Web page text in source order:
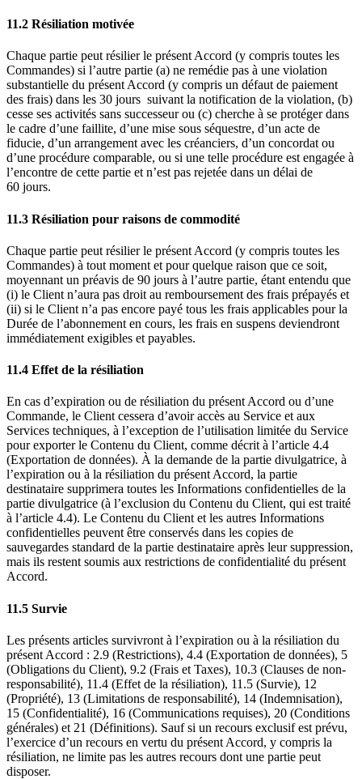
11.2 Résiliation motivée
Chaque partie peut résilier le présent Accord (y compris toutes les
Commandes) si l’autre partie (a) ne remédie pas à une violation
substantielle du présent Accord (y compris un défaut de paiement
des frais) dans les 30 jours suivant la notification de la violation, (b)
cesse ses activités sans successeur ou (c) cherche à se protéger dans
le cadre d’une faillite, d’une mise sous séquestre, d’un acte de
fiducie, d’un arrangement avec les créanciers, d’un concordat ou
d’une procédure comparable, ou si une telle procédure est engagée à
l’encontre de cette partie et n’est pas rejetée dans un délai de
60 jours.
11.3 Résiliation pour raisons de commodité
Chaque partie peut résilier le présent Accord (y compris toutes les
Commandes) à tout moment et pour quelque raison que ce soit,
moyennant un préavis de 90 jours à l’autre partie, étant entendu que
(i) le Client n’aura pas droit au remboursement des frais prépayés et
(ii) si le Client n’a pas encore payé tous les frais applicables pour la
Durée de l’abonnement en cours, les frais en suspens deviendront
immédiatement exigibles et payables.
11.4 Effet de la résiliation
En cas d’expiration ou de résiliation du présent Accord ou d’une
Commande, le Client cessera d’avoir accès au Service et aux
Services techniques, à l’exception de l’utilisation limitée du Service
pour exporter le Contenu du Client, comme décrit à l’article 4.4
(Exportation de données). À la demande de la partie divulgatrice, à
l’expiration ou à la résiliation du présent Accord, la partie
destinataire supprimera toutes les Informations confidentielles de la
partie divulgatrice (à l’exclusion du Contenu du Client, qui est traité
à l’article 4.4). Le Contenu du Client et les autres Informations
confidentielles peuvent être conservés dans les copies de
sauvegardes standard de la partie destinataire après leur suppression,
mais ils restent soumis aux restrictions de confidentialité du présent
Accord.
11.5 Survie
Les présents articles survivront à l’expiration ou à la résiliation du
présent Accord : 2.9 (Restrictions), 4.4 (Exportation de données), 5
(Obligations du Client), 9.2 (Frais et Taxes), 10.3 (Clauses de non-
responsabilité), 11.4 (Effet de la résiliation), 11.5 (Survie), 12
(Propriété), 13 (Limitations de responsabilité), 14 (Indemnisation),
15 (Confidentialité), 16 (Communications requises), 20 (Conditions
générales) et 21 (Définitions). Sauf si un recours exclusif est prévu,
l’exercice d’un recours en vertu du présent Accord, y compris la
résiliation, ne limite pas les autres recours dont une partie peut
disposer.